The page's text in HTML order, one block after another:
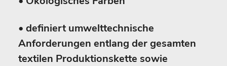
• definiert umwelttechnische
Anforderungen entlang der gesamten
textilen Produktionskette sowie